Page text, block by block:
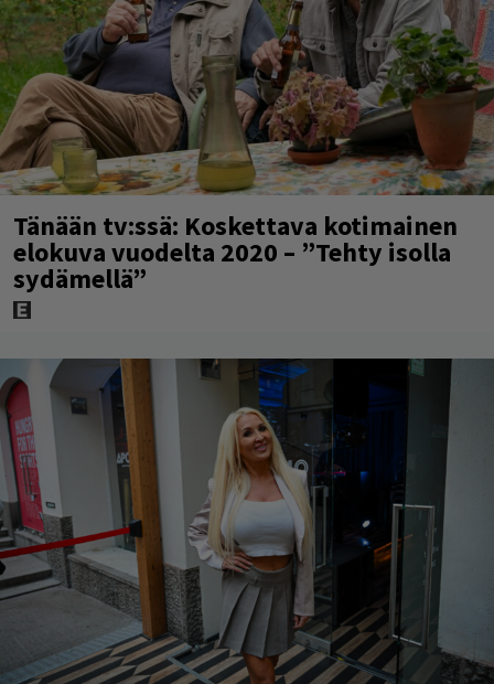
Tänään tv:ssä: Koskettava kotimainen
elokuva vuodelta 2020 – ”Tehty isolla
sydämellä”